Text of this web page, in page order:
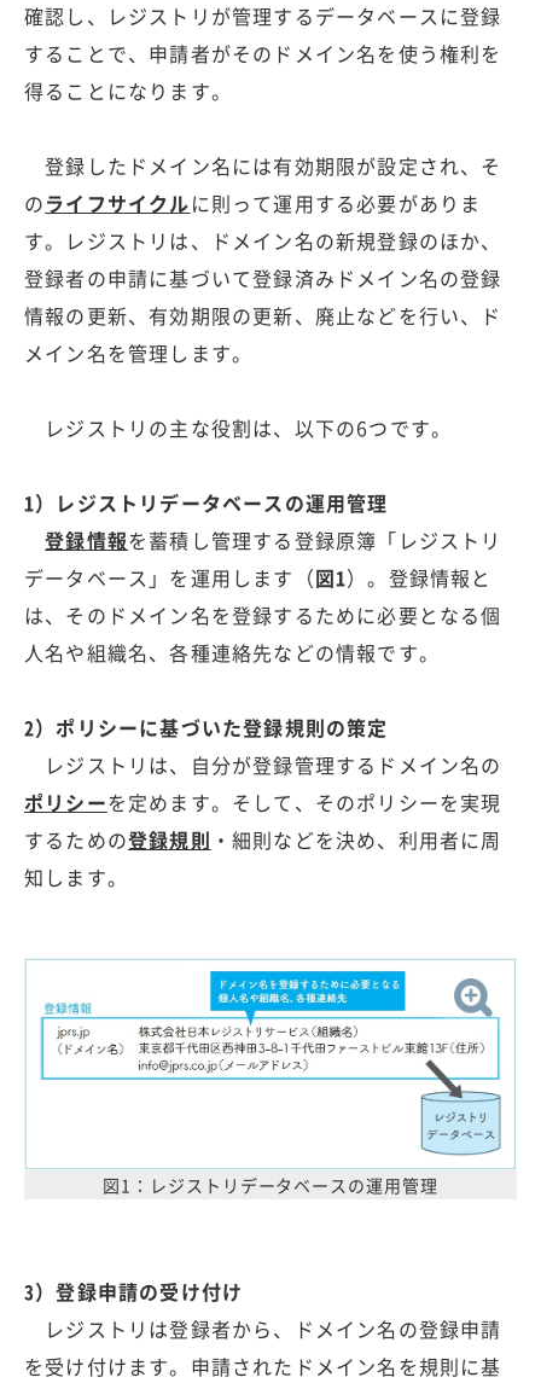
確認し、レジストリが管理するデータベースに登録
することで、申請者がそのドメイン名を使う権利を
得ることになります。
登録したドメイン名には有効期限が設定され、そ
のライフサイクルに則って運用する必要がありま
す。レジストリは、ドメイン名の新規登録のほか、
登録者の申請に基づいて登録済みドメイン名の登録
情報の更新、有効期限の更新、廃止などを行い、ド
メイン名を管理します。
レジストリの主な役割は、以下の6つです。
1）レジストリデータベースの運用管理
登録情報を蓄積し管理する登録原簿「レジストリ
データベース」を運用します（図1）。登録情報と
は、そのドメイン名を登録するために必要となる個
人名や組織名、各種連絡先などの情報です。
2）ポリシーに基づいた登録規則の策定
レジストリは、自分が登録管理するドメイン名の
ポリシーを定めます。そして、そのポリシーを実現
するための登録規則 ・細則などを決め、利用者に周
知します。
図1：レジストリデータベースの運用管理
3）登録申請の受け付け
レジストリは登録者から、ドメイン名の登録申請
を受け付けます。申請されたドメイン名を規則に基